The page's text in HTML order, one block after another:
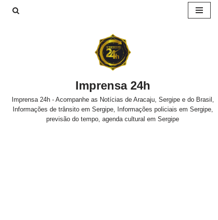
Imprensa 24h
Imprensa 24h - Acompanhe as Notícias de Aracaju, Sergipe e do Brasil,
Informações de trânsito em Sergipe, Informações policiais em Sergipe,
previsão do tempo, agenda cultural em Sergipe